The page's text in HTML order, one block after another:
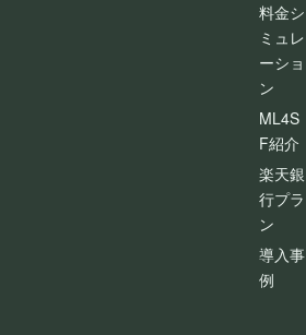
料金シ
ミュレ
ーショ
ン
ML4S
F紹介
楽天銀
行プラ
ン
導入事
例